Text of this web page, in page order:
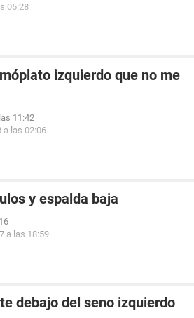
05:28
izquierdo que no me
11:42
a las 02:06
y espalda baja
a las 18:59
debajo del seno izquierdo